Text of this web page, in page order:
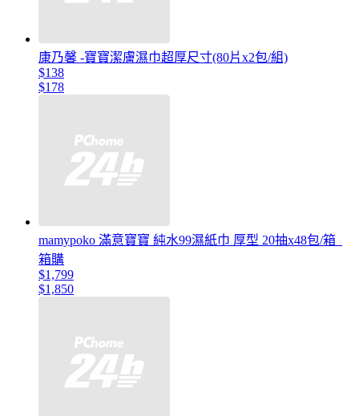
康乃馨 -寶寶潔膚濕巾超厚尺寸(80片x2包/組)
$138
$178
mamypoko 滿意寶寶 純水99濕紙巾 厚型 20抽x48包/箱_
箱購
$1,799
$1,850